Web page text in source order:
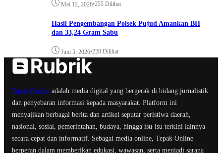
Mei 12, 2026•255 Dilihat
Hasil Pengembangan Polsek Pujud Amankan BH
dan 33,24 Gram Sabu
Juni 5, 2026•228 Dilihat
Tepak Online adalah media digital yang bergerak di bidang jurnalistik
dan penyebaran informasi kepada masyarakat. Platform ini
menyajikan berbagai berita dan artikel seputar peristiwa daerah,
nasional, sosial, pemerintahan, budaya, hingga isu-isu terkini lainnya
secara cepat dan informatif. Sebagai media online, Tepak Online
berperan dalam memberikan edukasi, wawasan, serta menjadi sarana